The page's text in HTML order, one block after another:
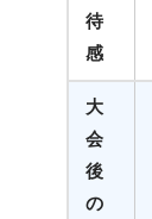
待
感
大
会
後
の